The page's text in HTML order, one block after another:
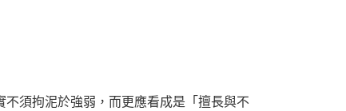
須拘泥於強弱，而更應看成是「擅長與不